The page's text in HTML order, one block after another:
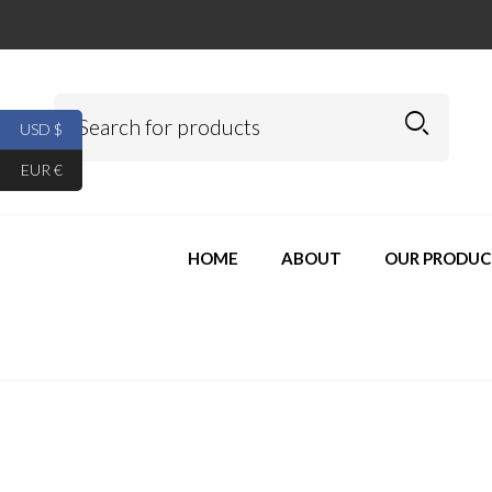
HOME ABOUT OUR
USD $
EUR €